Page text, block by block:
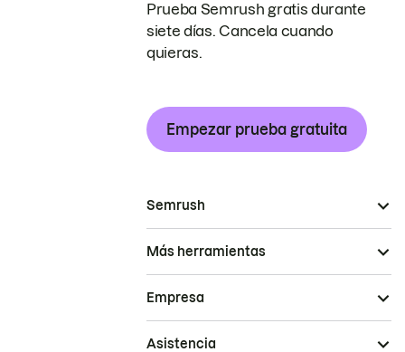
Prueba Semrush gratis durante
siete días. Cancela cuando
quieras.
Empezar prueba gratuita
Semrush
Más herramientas
Empresa
Asistencia